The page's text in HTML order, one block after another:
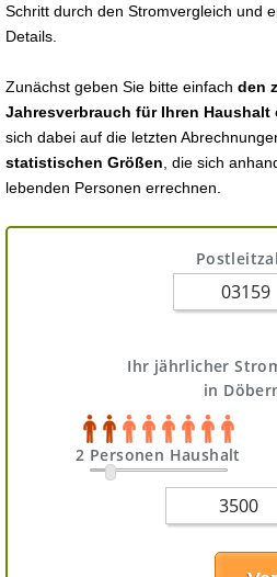
Schritt durch den Stromvergleich und
Details.
Zunächst geben Sie bitte einfach den
Jahresverbrauch für Ihren Haushalt
sich dabei auf die letzten
statistischen Größen , die sich
lebenden Personen errechnen.
Ihr jährlicher
in
2 Personen Haushalt